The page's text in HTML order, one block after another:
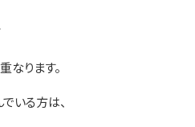
なります。
いる方は、